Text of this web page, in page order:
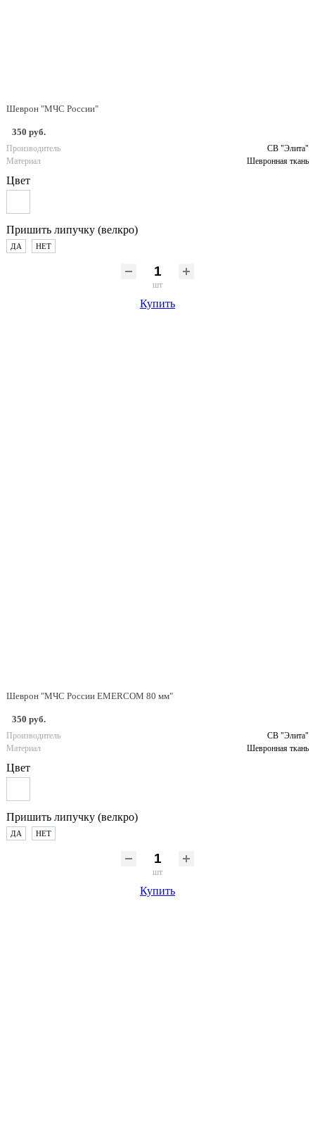
Шеврон "МЧС России"
350 руб.
Производитель
СВ "Элита"
Материал
Шевронная ткань
Цвет
Пришить липучку (велкро)
ДА НЕТ
шт
Купить
Шеврон "МЧС России EMERCOM 80 мм"
350 руб.
Производитель
СВ "Элита"
Материал
Шевронная ткань
Цвет
Пришить липучку (велкро)
ДА НЕТ
шт
Купить